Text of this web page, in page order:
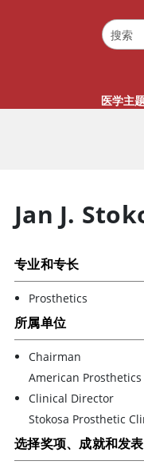
医学主
Jan J.
专业和专长
Prosthetics
所属单位
Chairman
American
Clinical Director
Stokosa Prosthetic
选择奖项、成就和发